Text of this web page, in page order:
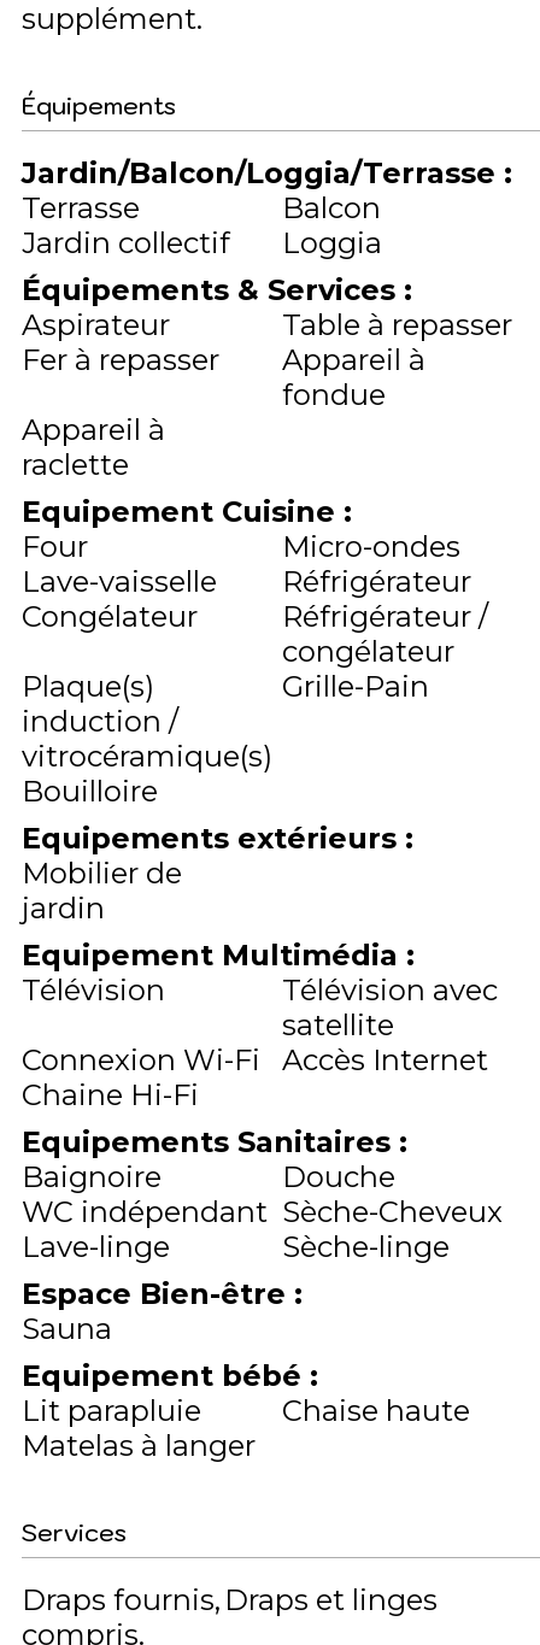
supplément
Équipements
Jardin/Balcon/Loggia/Terrasse :
Terrasse
Balcon
Jardin collectif
Loggia
Équipements & Services :
Aspirateur
Table à repasser
Fer à repasser
Appareil à
fondue
Appareil à
raclette
Equipement Cuisine :
Four
Micro-ondes
Lave-vaisselle
Réfrigérateur
Congélateur
Réfrigérateur /
congélateur
Plaque(s)
induction /
vitrocéramique(s)
Grille-Pain
Bouilloire
Equipements extérieurs :
Mobilier de
jardin
Equipement Multimédia :
Télévision
Télévision avec
satellite
Connexion Wi-Fi
Accès Internet
Chaine Hi-Fi
Equipements Sanitaires :
Baignoire
Douche
WC indépendant Sèche-Cheveux
Lave-linge
Sèche-linge
Espace Bien-être :
Sauna
Equipement bébé :
Lit parapluie
Chaise haute
Matelas à langer
Services
Draps fournis Draps et linges
compris